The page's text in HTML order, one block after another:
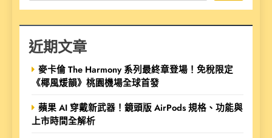
近期文章
麥卡倫 The Harmony 系列最終章登場！免稅限定
《椰風煖韻》桃園機場全球首發
蘋果 AI 穿戴新武器！鏡頭版 AirPods 規格、功能與
上市時間全解析